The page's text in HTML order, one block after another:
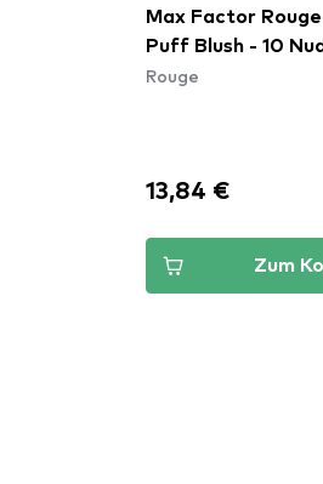
Max Factor
Puff Blush - 10
Rouge
13,84 €
Zum